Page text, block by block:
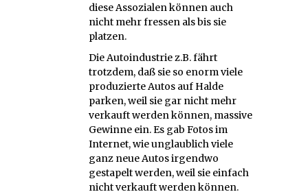
diese Assozialen können auch
nicht mehr fressen als bis sie
platzen.
Die Autoindustrie z.B. fährt
trotzdem, daß sie so enorm viele
produzierte Autos auf Halde
parken, weil sie gar nicht mehr
verkauft werden können, massive
Gewinne ein. Es gab Fotos im
Internet, wie unglaublich viele
ganz neue Autos irgendwo
gestapelt werden, weil sie einfach
nicht verkauft werden können.